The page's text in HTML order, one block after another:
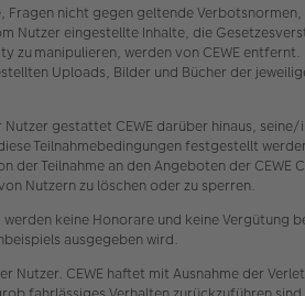
nicht gegen geltende
Nutzer eingestellte Inhalte, die
manipulieren, werden von CEWE
Uploads, Bilder und Bücher der
gestattet CEWE darüber hinaus,
Teilnahmebedingungen festgestellt
Teilnahme an den Angeboten der CEWE
Nutzern zu löschen oder zu sperren.
keine Honorare und keine
ausgegeben wird.
Nutzer. CEWE haftet mit Ausnahme der